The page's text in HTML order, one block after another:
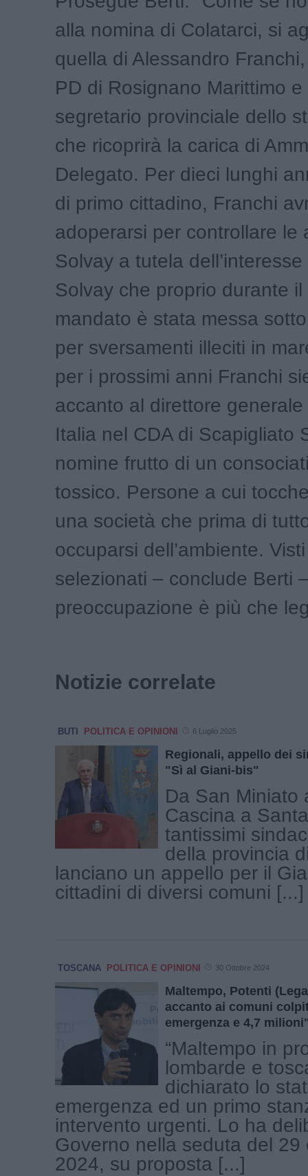
alla nomina di Colatarci, si
quella di Alessandro
PD di Rosignano Marittimo
segretario provinciale dello
che ricoprirà la carica di
Delegato. Per dieci lunghi
di primo cittadino, Franchi
adoperarsi per controllare le
Solvay a tutela
Solvay che proprio durante il
mandato è stata messa
per sversamenti illeciti in
per i prossimi anni Franchi
accanto al direttore
Italia nel CDA di Scapigliato
nomine frutto di un
tossico. Persone a cui
una società che prima di
occuparsi dell’ambiente.
selezionati – conclude Berti
preoccupazione è più che
Notizie correlate
BUTI POLITICA E OPINIONI 6 Luglio 2025
Regionali, appello dei
"Sì al Giani-bis"
Da San Miniato
Cascina a
tantissimi
della provincia
lanciano un appello per il
cittadini di diversi comuni [...]
TOSCANA POLITICA E OPINIONI 30 Ottobre 2024
Maltempo, Potenti
accanto ai comuni
emergenza e 4,7
“Maltempo in
lombarde e
dichiarato lo
emergenza ed un primo
intervento urgenti. Lo ha
Governo nella seduta del 29
2024, su proposta [...]